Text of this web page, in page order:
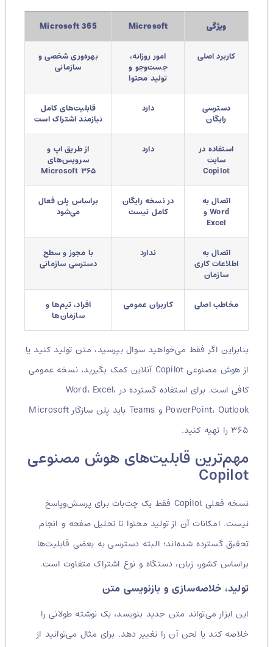
ویژگی Microsoft
Microsoft 365
کاربرد اصلی
امور روزانه،
جست‌وجو و
تولید محتوا
بهره‌وری شخصی و
سازمانی
دسترسی
رایگان
قابلیت‌های کامل
نیازمند اشتراک است
استفاده در
سایت
Copilot
از طریق اپ و
سرویس‌های
Microsoft ۳۶۵
اتصال به
Word و
Excel
در نسخه رایگان
کامل نیست
براساس پلن فعال
می‌شود
اتصال به
اطلاعات کاری
سازمان
با مجوز و سطح
دسترسی سازمانی
مخاطب اصلی کاربران عمومی
افراد، تیم‌ها و
سازمان‌ها
بنابراین اگر فقط می‌خواهید سوال بپرسید، متن تولید کنید یا
از هوش مصنوعی Copilot آنلاین کمک بگیرید، نسخه عمومی
کافی است. برای استفاده گسترده در Word، Excel،
PowerPoint، Outlook و Teams باید پلن سازگار Microsoft
مهم‌ترین قابلیت‌های هوش مصنوعی
Copilot
نسخه فعلی Copilot فقط یک چت‌بات برای پرسش‌وپاسخ
نیست. امکانات آن از تولید محتوا تا تحلیل صفحه و انجام
تحقیق گسترده شده‌اند؛ البته دسترسی به بعضی قابلیت‌ها
براساس کشور، زبان، دستگاه و نوع اشتراک متفاوت است.
تولید، خلاصه‌سازی و بازنویسی متن
این ابزار می‌تواند متن جدید بنویسد، یک نوشته طولانی را
خلاصه کند یا لحن آن را تغییر دهد. برای مثال می‌توانید از